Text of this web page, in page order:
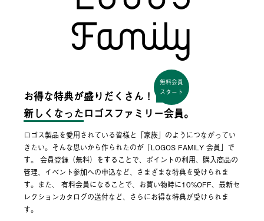
お得な特典が盛りだくさん！
無料会員
スタート
新しくなった ロゴスファミリー会員。
ロゴス製品を愛用されている皆様と「家族」のようにつながってい
きたい。そんな思いから作られたのが「LOGOS FAMILY 会員」で
す。 会員登録（無料）をすることで、ポイントの利用、購入商品の
管理、イベント参加への申込など、さまざまな特典を受けられま
す。また、 有料会員になることで、お買い物時に10%OFF、最新セ
レクションカタログの送付など、さらにお得な特典が受けられま
す。